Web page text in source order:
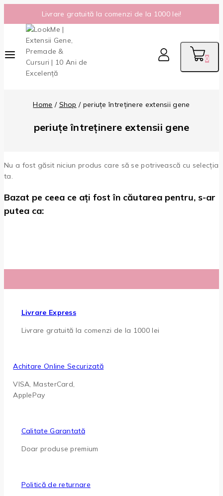
Livrare gratuită la comenzi de la 1000 lei!
0
Home / Shop / periuțe întreținere extensii gene
periuțe întreținere extensii gene
Nu a fost găsit niciun produs care să se potrivească cu selecția
ta.
Bazat pe ceea ce ați fost în căutarea pentru, s-ar
putea ca:
Livrare Express
Livrare gratuită la comenzi de la 1000 lei
Achitare Online Securizată
VISA, MasterCard,
ApplePay
Calitate Garantată
Doar produse premium
Politică de returnare